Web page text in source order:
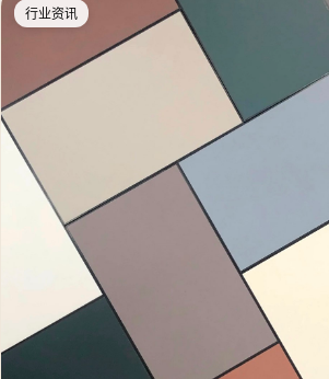
行业资讯